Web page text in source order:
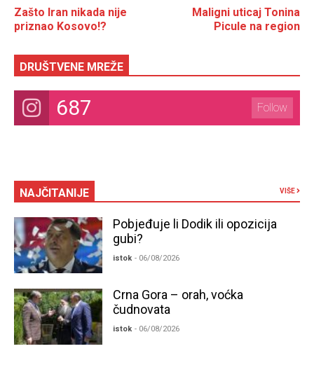
Zašto Iran nikada nije
priznao Kosovo!?
Maligni uticaj Tonina
Picule na region
DRUŠTVENE MREŽE
687 Follow
NAJČITANIJE VIŠE
Pobjeđuje li Dodik ili opozicija
gubi?
istok - 06/08/2026
Crna Gora – orah, voćka
čudnovata
istok - 06/08/2026